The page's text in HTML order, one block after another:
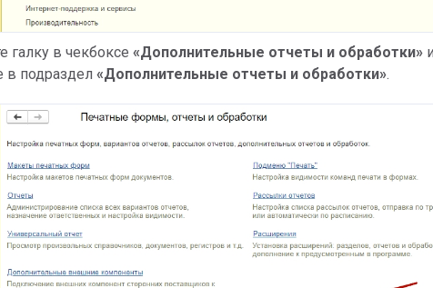
галку в чекбоксе «Дополнительные отчеты и обработки»
в подраздел «Дополнительные отчеты и обработки».